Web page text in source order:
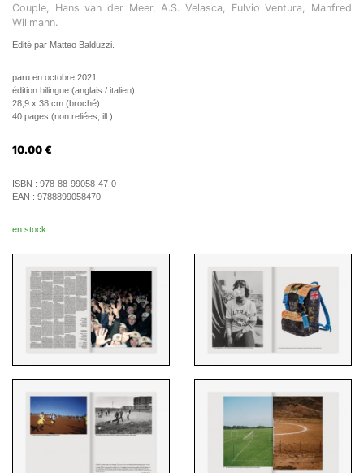
Couple, Hans van der Meer, A.S. Velasca, Fulvio Ventura, Manfred
Willmann.
Edité par Matteo Balduzzi.
paru en octobre 2021
édition bilingue (anglais / italien)
28,9 x 38 cm (broché)
40 pages (non reliées, ill.)
10.00 €
ISBN : 978-88-99058-47-0
EAN : 9788899058470
en stock